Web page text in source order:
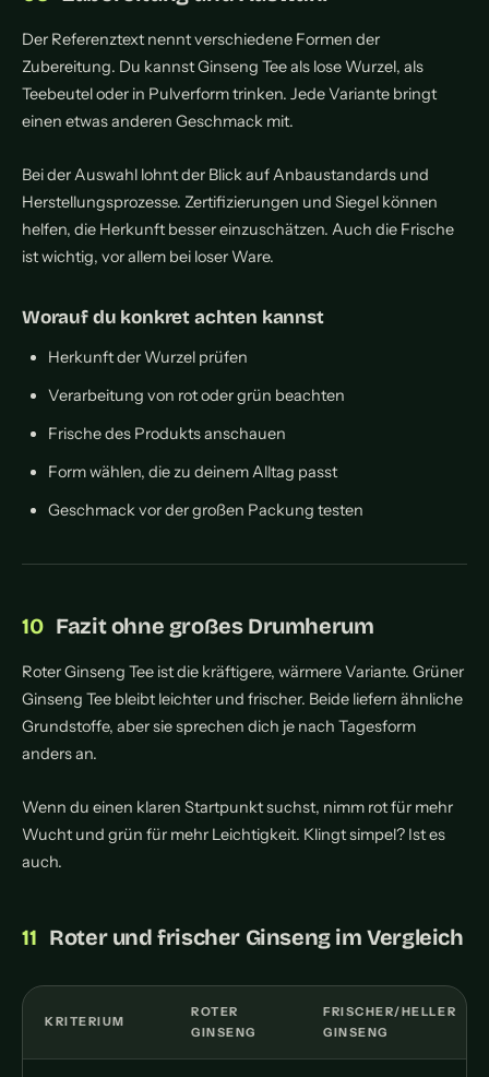
Der Referenztext nennt verschiedene Formen der
Zubereitung. Du kannst Ginseng Tee als lose Wurzel, als
Teebeutel oder in Pulverform trinken. Jede Variante bringt
einen etwas anderen Geschmack mit.
Bei der Auswahl lohnt der Blick auf Anbaustandards und
Herstellungsprozesse. Zertifizierungen und Siegel können
helfen, die Herkunft besser einzuschätzen. Auch die Frische
ist wichtig, vor allem bei loser Ware.
Worauf du konkret achten kannst
Herkunft der Wurzel prüfen
Verarbeitung von rot oder grün beachten
Frische des Produkts anschauen
Form wählen, die zu deinem Alltag passt
Geschmack vor der großen Packung testen
Fazit ohne großes Drumherum
Roter Ginseng Tee ist die kräftigere, wärmere Variante. Grüner
Ginseng Tee bleibt leichter und frischer. Beide liefern ähnliche
Grundstoffe, aber sie sprechen dich je nach Tagesform
anders an.
Wenn du einen klaren Startpunkt suchst, nimm rot für mehr
Wucht und grün für mehr Leichtigkeit. Klingt simpel? Ist es
auch.
Roter und frischer Ginseng im Vergleich
KRITERIUM
ROTER
GINSENG
FRISCHER/HELLER
GINSENG